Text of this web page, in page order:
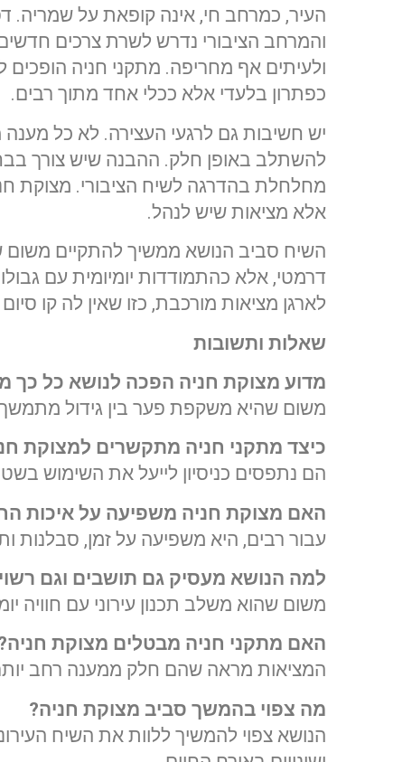
העיר, כמרחב חי, אינה קופאת על שמריה.
והמרחב הציבורי נדרש לשרת צרכים
ולעיתים אף מחריפה. מתקני חניה
כפתרון בלעדי אלא ככלי אחד מתוך רבים.
יש חשיבות גם לרגעי העצירה. לא כל
להשתלב באופן חלק. ההבנה שיש צורך
מחלחלת בהדרגה לשיח הציבורי. מצוקת
אלא מציאות שיש לנהל.
השיח סביב הנושא ממשיך להתקיים משום
דרמטי, אלא כהתמודדות יומיומית עם
לארגן מציאות מורכבת, כזו שאין לה קו
שאלות ותשובות
מדוע מצוקת חניה הפכה לנושא כל כך
משום שהיא משקפת פער בין גידול מתמשך
כיצד מתקני חניה מתקשרים למצוקת
הם נתפסים כניסיון לייעל את השימוש
האם מצוקת חניה משפיעה על איכות
עבור רבים, היא משפיעה על זמן,
למה הנושא מעסיק גם תושבים וגם
משום שהוא משלב תכנון עירוני עם חוויה
האם מתקני חניה מבטלים מצוקת חניה
המציאות מראה שהם חלק ממענה רחב
מה צפוי בהמשך סביב מצוקת חניה?
הנושא צפוי להמשיך ללוות את השיח